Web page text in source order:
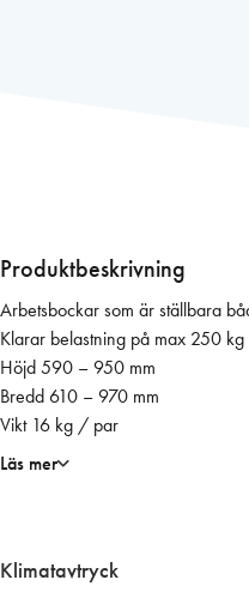
d
s
t
ä
l
l
b
ö
Klimatavtryck
Produktbeskrivning
Arbetsbockar som är ställbara
Klarar belastning på max 250
Höjd 590 – 950 mm
Bredd 610 – 970 mm
Vikt 16 kg / par
Läs mer